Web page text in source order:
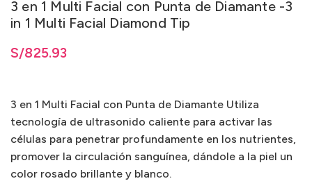
3 en 1 Multi Facial con Punta de Diamante -3
in 1 Multi Facial Diamond Tip
S/825.93
3 en 1 Multi Facial con Punta de Diamante Utiliza
tecnología de ultrasonido caliente para activar las
células para penetrar profundamente en los nutrientes,
promover la circulación sanguínea, dándole a la piel un
color rosado brillante y blanco.